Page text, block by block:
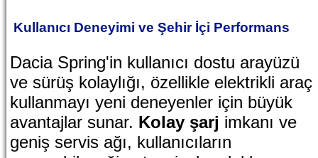
Kullanıcı Deneyimi ve Şehir İçi Performans
Dacia Spring'in kullanıcı dostu arayüzü
ve sürüş kolaylığı, özellikle elektrikli araç
kullanmayı yeni deneyenler için büyük
avantajlar sunar. Kolay şarj imkanı ve
geniş servis ağı, kullanıcıların